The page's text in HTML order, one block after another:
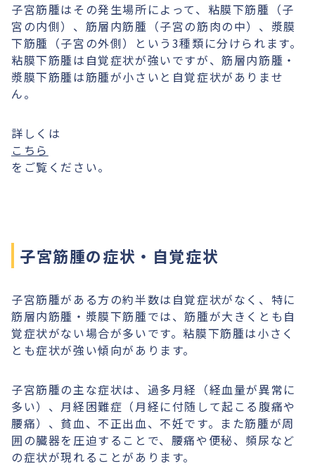
子宮筋腫はその発生場所によって、粘膜下筋腫（子
宮の内側）、筋層内筋腫（子宮の筋肉の中）、漿膜
下筋腫（子宮の外側）という3種類に分けられます。
粘膜下筋腫は自覚症状が強いですが、筋層内筋腫・
漿膜下筋腫は筋腫が小さいと自覚症状がありませ
ん。
詳しくは
こちら
をご覧ください。
子宮筋腫の症状・自覚症状
子宮筋腫がある方の約半数は自覚症状がなく、特に
筋層内筋腫・漿膜下筋腫では、筋腫が大きくとも自
覚症状がない場合が多いです。粘膜下筋腫は小さく
とも症状が強い傾向があります。
子宮筋腫の主な症状は、過多月経（経血量が異常に
多い）、月経困難症（月経に付随して起こる腹痛や
腰痛）、貧血、不正出血、不妊です。また筋腫が周
囲の臓器を圧迫することで、腰痛や便秘、頻尿など
の症状が現れることがあります。